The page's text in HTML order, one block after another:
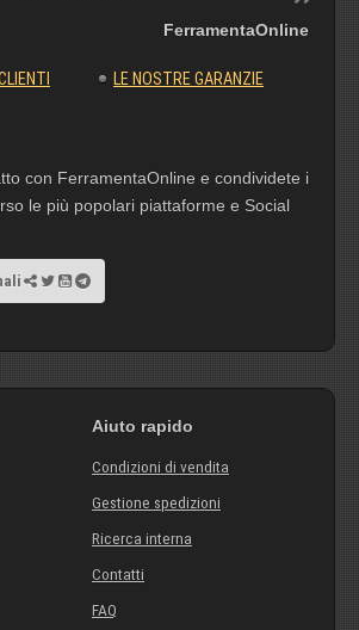
FerramentaOnline
LE NOSTRE GARANZIE
con FerramentaOnline e condividete i
le più popolari piattaforme e Social
Aiuto rapido
Condizioni di vendita
Gestione spedizioni
Ricerca interna
Contatti
FAQ